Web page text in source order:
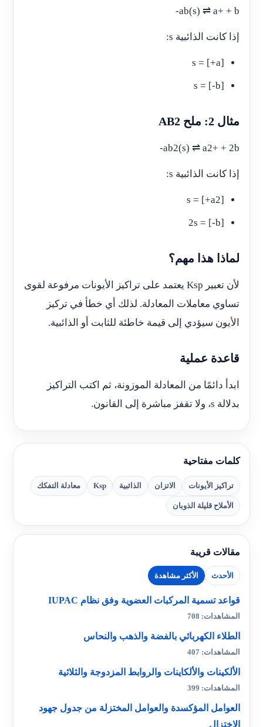
ab(s) ⇌ a+ + b-
إذا كانت الذائبية s:
[a+] = s
[b-] = s
مثال 2: ملح AB2
ab2(s) ⇌ a2+ + 2b-
إذا كانت الذائبية s:
[a2+] = s
[b-] = 2s
لماذا هذا مهم؟
لأن تعبير Ksp يعتمد على تراكيز الأيونات مرفوعة لقوى
تساوي معاملات المعادلة. لذلك أي خطأ في تركيز
الأيون سيؤدي إلى قيمة خاطئة للثابت أو الذائبية.
قاعدة عملية
ابدأ دائمًا من المعادلة الموزونة، ثم اكتب التراكيز
بدلالة s، ولا تقفز مباشرة إلى القانون.
كلمات مفتاحية
تراكيز الأيونات الاتزان الذائبية Ksp معادلة التفكك
الأملاح قليلة الذوبان
مقالات قريبة
الأحدث الأكثر مشاهدة
قواعد تسمية المركبات العضوية وفق نظام IUPAC
المشاهدات: 708
الطلاء الكهربائي بالفضة والذهب والنحاس
المشاهدات: 407
الألكينات والألكاينات والروابط المزدوجة والثلاثية
المشاهدات: 399
العوامل المؤكسدة والعوامل المختزلة من جدول جهود
الاختزال